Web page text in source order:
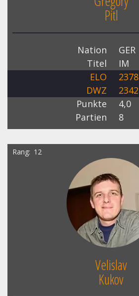
Pitl
Nation
GER
Titel
IM
ELO
2378
DWZ
2342
Punkte
4,0
Partien
8
Rang 12
Velislav
Kukov